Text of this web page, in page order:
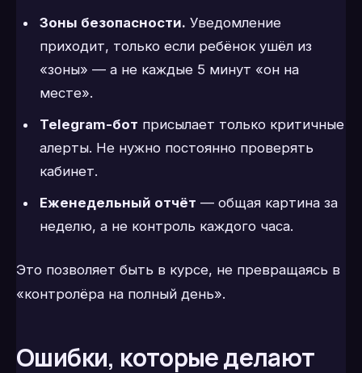
Зоны безопасности. Уведомление
приходит, только если ребёнок ушёл из
«зоны» — а не каждые 5 минут «он на
месте».
Telegram-бот присылает только критичные
алерты. Не нужно постоянно проверять
кабинет.
Еженедельный отчёт — общая картина за
неделю, а не контроль каждого часа.
Это позволяет быть в курсе, не превращаясь в
«контролёра на полный день».
Ошибки, которые делают